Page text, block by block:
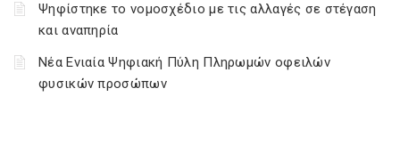
Ψηφίστηκε το νομοσχέδιο με τις αλλαγές σε στέγαση
και αναπηρία
Νέα Ενιαία Ψηφιακή Πύλη Πληρωμών οφειλών
φυσικών προσώπων